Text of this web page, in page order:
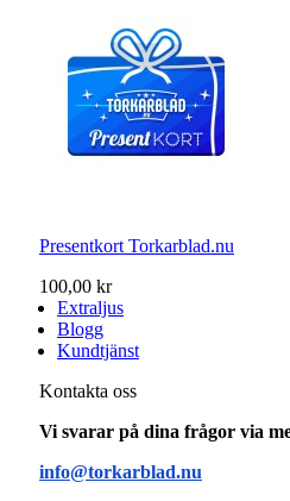
Presentkort Torkarblad.nu
100,00 kr
Extraljus
Blogg
Kundtjänst
Kontakta oss
Vi svarar på dina frågor via
info@torkarblad.nu